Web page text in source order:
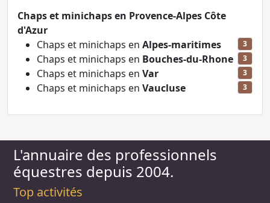
Chaps et minichaps en Provence-Alpes Côte
d'Azur
Chaps et minichaps en Alpes-maritimes 3
Chaps et minichaps en Bouches-du-Rhone 3
Chaps et minichaps en Var 3
Chaps et minichaps en Vaucluse 3
L'annuaire des professionnels
équestres depuis 2004.
Top activités